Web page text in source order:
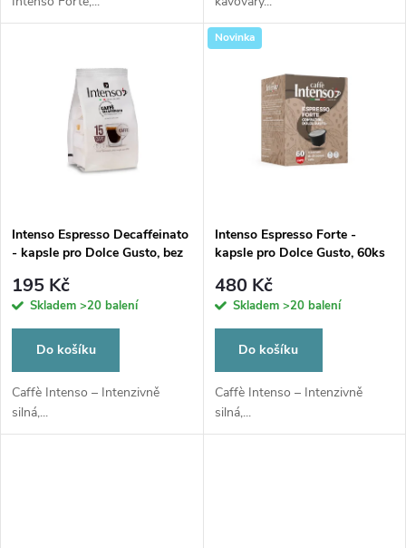
u
u
Intenso Espresso Decaffeinato
- kapsle pro Dolce Gusto, bez
195 Kč
Skladem >20 balení
Do košíku
Caffè Intenso – Intenzivně
silná,...
Novinka
Intenso Espresso Forte -
kapsle pro Dolce Gusto, 60ks
480 Kč
Skladem >20 balení
Do košíku
Caffè Intenso – Intenzivně
silná,...